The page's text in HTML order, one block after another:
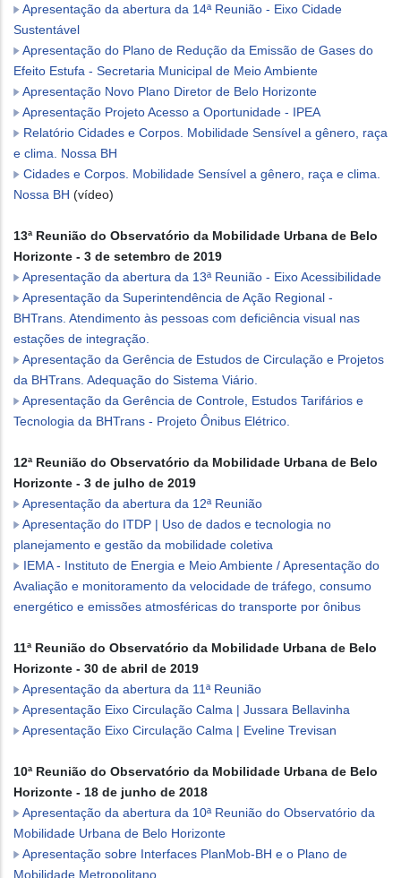
Apresentação da abertura da 14ª Reunião - Eixo Cidade
Sustentável
Apresentação do Plano de Redução da Emissão de Gases do
Efeito Estufa - Secretaria Municipal de Meio Ambiente
Apresentação Novo Plano Diretor de Belo Horizonte
Apresentação Projeto Acesso a Oportunidade - IPEA
Relatório Cidades e Corpos. Mobilidade Sensível a gênero, raça
e clima. Nossa BH
Cidades e Corpos. Mobilidade Sensível a gênero, raça e clima.
Nossa BH (vídeo)
13ª Reunião do Observatório da Mobilidade Urbana de Belo
Horizonte - 3 de setembro de 2019
Apresentação da abertura da 13ª Reunião - Eixo Acessibilidade
Apresentação da Superintendência de Ação Regional -
BHTrans. Atendimento às pessoas com deficiência visual nas
estações de integração.
Apresentação da Gerência de Estudos de Circulação e Projetos
da BHTrans. Adequação do Sistema Viário.
Apresentação da Gerência de Controle, Estudos Tarifários e
Tecnologia da BHTrans - Projeto Ônibus Elétrico.
12ª Reunião do Observatório da Mobilidade Urbana de Belo
Horizonte - 3 de julho de 2019
Apresentação da abertura da 12ª Reunião
Apresentação do ITDP | Uso de dados e tecnologia no
planejamento e gestão da mobilidade coletiva
IEMA - Instituto de Energia e Meio Ambiente / Apresentação do
Avaliação e monitoramento da velocidade de tráfego, consumo
energético e emissões atmosféricas do transporte por ônibus
11ª Reunião do Observatório da Mobilidade Urbana de Belo
Horizonte - 30 de abril de 2019
Apresentação da abertura da 11ª Reunião
Apresentação Eixo Circulação Calma | Jussara Bellavinha
Apresentação Eixo Circulação Calma | Eveline Trevisan
10ª Reunião do Observatório da Mobilidade Urbana de Belo
Horizonte - 18 de junho de 2018
Apresentação da abertura da 10ª Reunião do Observatório da
Mobilidade Urbana de Belo Horizonte
Apresentação sobre Interfaces PlanMob-BH e o Plano de
Mobilidade Metropolitano